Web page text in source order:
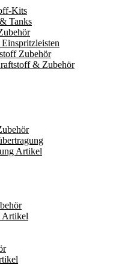
Kits
Tanks
Zubehör
& Zubehör
Artikel
Artikel